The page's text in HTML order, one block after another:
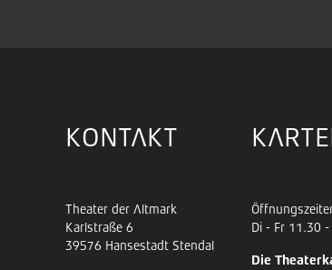
KONTAKT
Theater der Altmark
Karlstraße 6
39576 Hansestadt Stendal
Di - Fr 11.30
Die